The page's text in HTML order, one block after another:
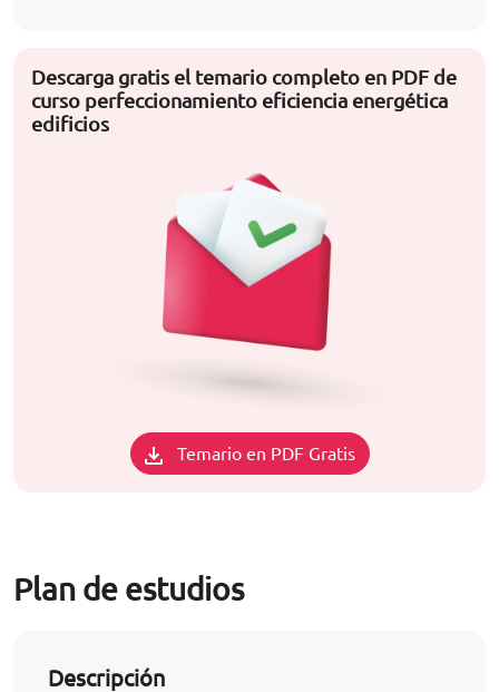
Descarga gratis el temario completo en PDF de
curso perfeccionamiento eficiencia energética
edificios
Temario en PDF Gratis
Plan de estudios
Descripción